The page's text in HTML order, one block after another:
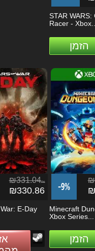
הזמן
₪331.04ils
₪330.86
E-Day
-9%
Minecraft
Xbox Series...
הזמן